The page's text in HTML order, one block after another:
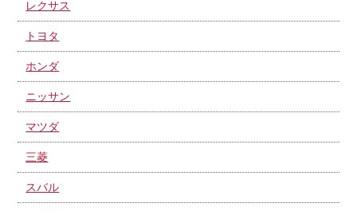
レクサス
トヨタ
ホンダ
ニッサン
マツダ
三菱
スバル